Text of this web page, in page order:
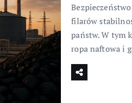
filarów
państw. W tym
ropa naftowa i